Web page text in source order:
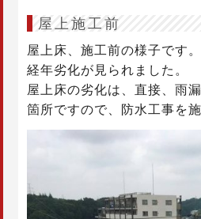
屋上施工前
屋上床、施工前の様子です。
経年劣化が見られました。
屋上床の劣化は、直接、雨
箇所ですので、防水工事を施